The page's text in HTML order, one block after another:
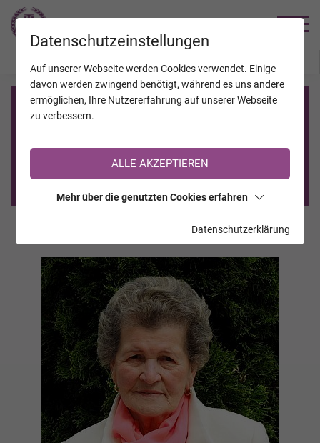
Registrierung auf TrauerHilfe.it
Sie sind noch nicht auf TrauerHilfe.it registriert?
>> zur kostenlosen Registrierung <<
Datenschutzeinstellungen
Auf unserer Webseite werden Cookies verwendet. Einige
davon werden zwingend benötigt, während es uns andere
ermöglichen, Ihre Nutzererfahrung auf unserer Webseite
zu verbessern.
ALLE AKZEPTIEREN
Mehr über die genutzten Cookies erfahren
Datenschutzerklärung
JAHRESTAGE KALENDER VERSTORBENE